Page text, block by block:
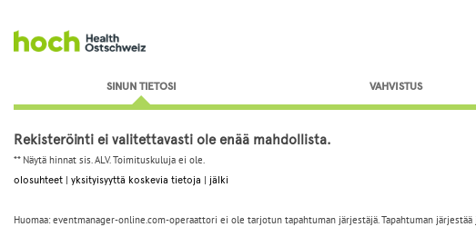
SINUN TIETOSI VAHVISTUS
Rekisteröinti ei valitettavasti ole enää mahdollista.
** Näytä hinnat sis. ALV. Toimituskuluja ei ole.
olosuhteet | yksityisyyttä koskevia tietoja | jälki
Huomaa: eventmanager-online.com-operaattori ei ole tarjotun tapahtuman järjestäjä. Tapahtuman